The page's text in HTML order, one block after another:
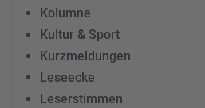
Kolumne
Kultur & Sport
Kurzmeldungen
Leseecke
Leserstimmen